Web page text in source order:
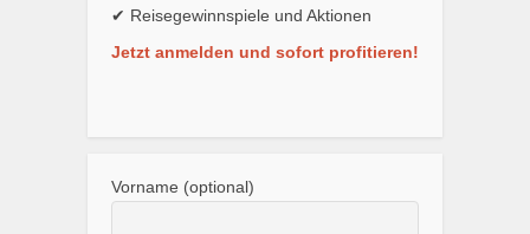
✔ Reisegewinnspiele und Aktionen
Jetzt anmelden und sofort profitieren!
Vorname (optional)